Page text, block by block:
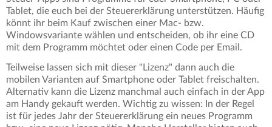
Tablet, die euch bei der Steuererklärung unterstützen. Häufig
könnt ihr beim Kauf zwischen einer Mac- bzw.
Windowsvariante wählen und entscheiden, ob ihr eine CD
mit dem Programm möchtet oder einen Code per Email.
Teilweise lassen sich mit dieser "Lizenz" dann auch die
mobilen Varianten auf Smartphone oder Tablet freischalten.
Alternativ kann die Lizenz manchmal auch einfach in der App
am Handy gekauft werden. Wichtig zu wissen: In der Regel
ist für jedes Jahr der Steuererklärung ein neues Programm